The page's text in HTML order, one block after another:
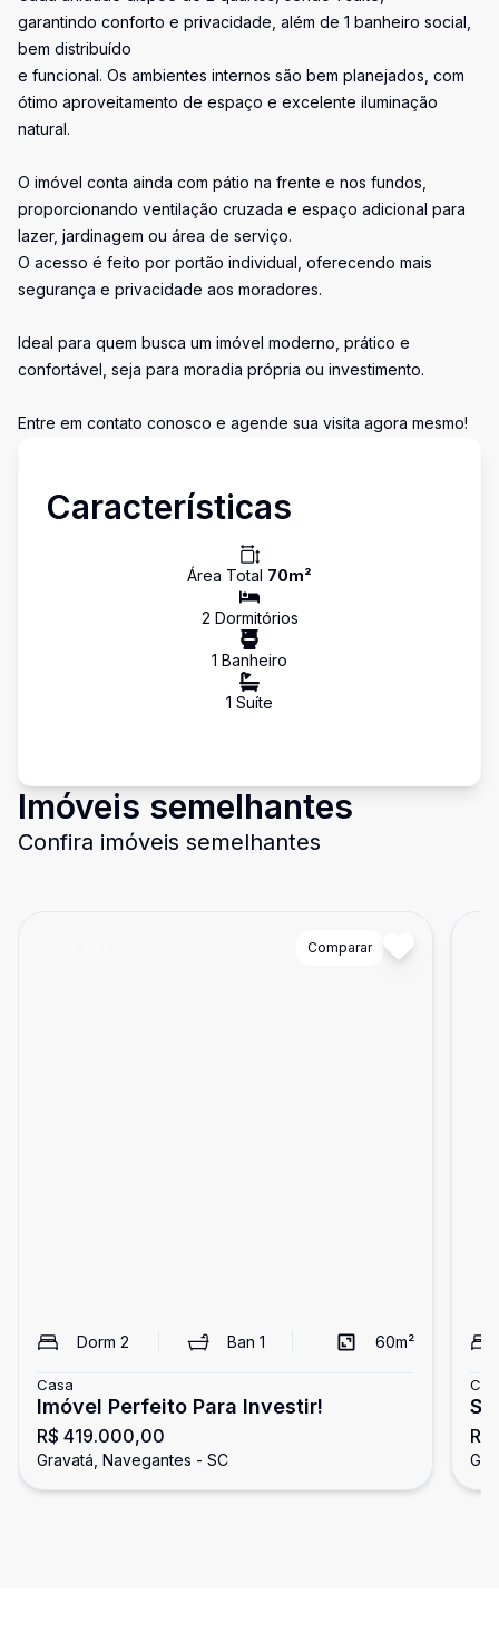
garantindo conforto e privacidade, além de 1 banheiro social,
bem distribuído
e funcional. Os ambientes internos são bem planejados, com
ótimo aproveitamento de espaço e excelente iluminação
natural.
O imóvel conta ainda com pátio na frente e nos fundos,
proporcionando ventilação cruzada e espaço adicional para
lazer, jardinagem ou área de serviço.
O acesso é feito por portão individual, oferecendo mais
segurança e privacidade aos moradores.
Ideal para quem busca um imóvel moderno, prático e
confortável, seja para moradia própria ou investimento.
Entre em contato conosco e agende sua visita agora mesmo!
Características
Área Total 70m²
2 Dormitórios
1 Banheiro
1 Suíte
Imóveis semelhantes
Confira imóveis semelhantes
Comparar
Dorm 2 Ban 1 60m²
Casa
Imóvel Perfeito Para Investir!
R$ 419.000,00
Gravatá, Navegantes - SC